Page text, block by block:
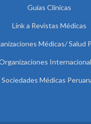
Guías Clínicas
Link a Revistas Médicas
Médicas/ Salud
Sociedades Médicas